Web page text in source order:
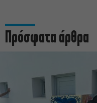
Πρόσφατα άρθρα